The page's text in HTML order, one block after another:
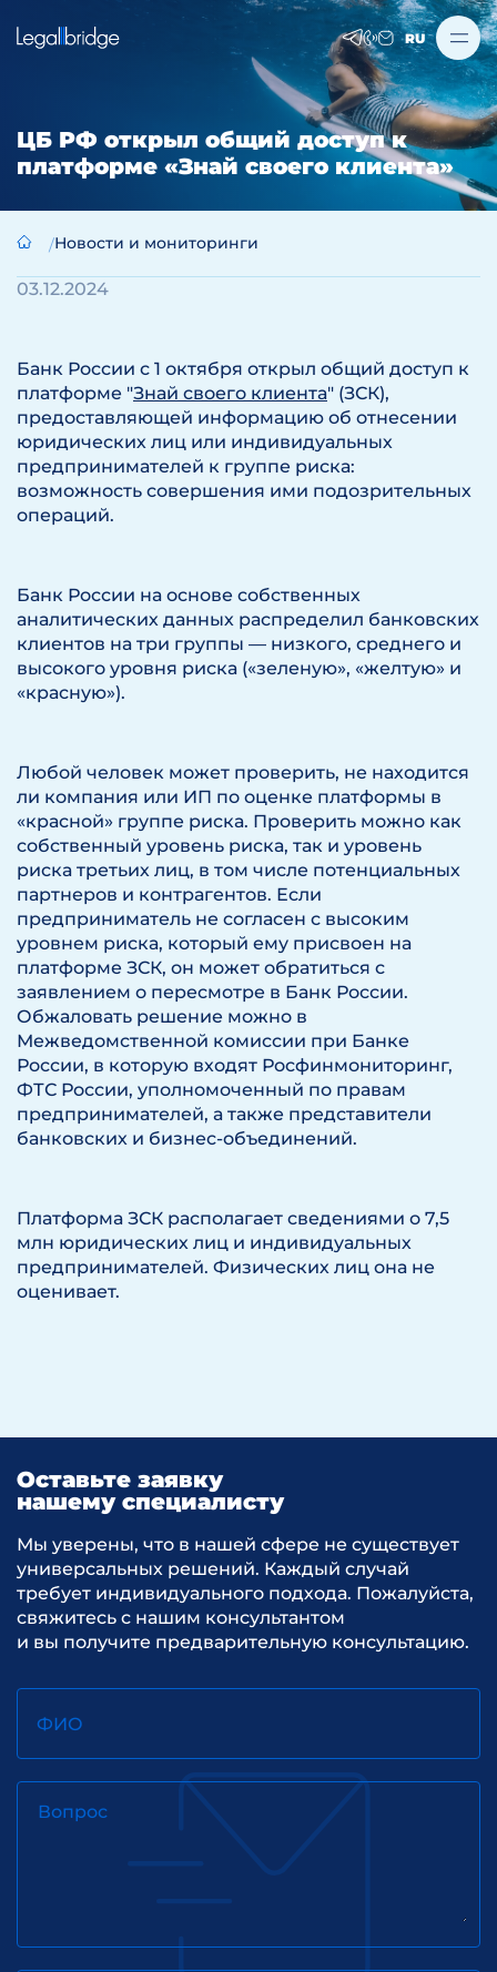
RU
ЦБ РФ открыл общий доступ к
платформе «Знай своего клиента»
Новости и мониторинги
03.12.2024
Банк России с 1 октября открыл общий доступ к
платформе "Знай своего клиента" (ЗСК),
предоставляющей информацию об отнесении
юридических лиц или индивидуальных
предпринимателей к группе риска:
возможность совершения ими подозрительных
операций.
Банк России на основе собственных
аналитических данных распределил банковских
клиентов на три группы — низкого, среднего и
высокого уровня риска («зеленую», «желтую» и
«красную»).
Любой человек может проверить, не находится
ли компания или ИП по оценке платформы в
«красной» группе риска. Проверить можно как
собственный уровень риска, так и уровень
риска третьих лиц, в том числе потенциальных
партнеров и контрагентов. Если
предприниматель не согласен с высоким
уровнем риска, который ему присвоен на
платформе ЗСК, он может обратиться с
заявлением о пересмотре в Банк России.
Обжаловать решение можно в
Межведомственной комиссии при Банке
России, в которую входят Росфинмониторинг,
ФТС России, уполномоченный по правам
предпринимателей, а также представители
банковских и бизнес-объединений.
Платформа ЗСК располагает сведениями о 7,5
млн юридических лиц и индивидуальных
предпринимателей. Физических лиц она не
оценивает.
Оставьте заявку
нашему специалисту
Мы уверены, что в нашей сфере не существует
универсальных решений. Каждый случай
требует индивидуального подхода. Пожалуйста,
свяжитесь с нашим консультантом
и вы получите предварительную консультацию.
ФИО
Вопрос